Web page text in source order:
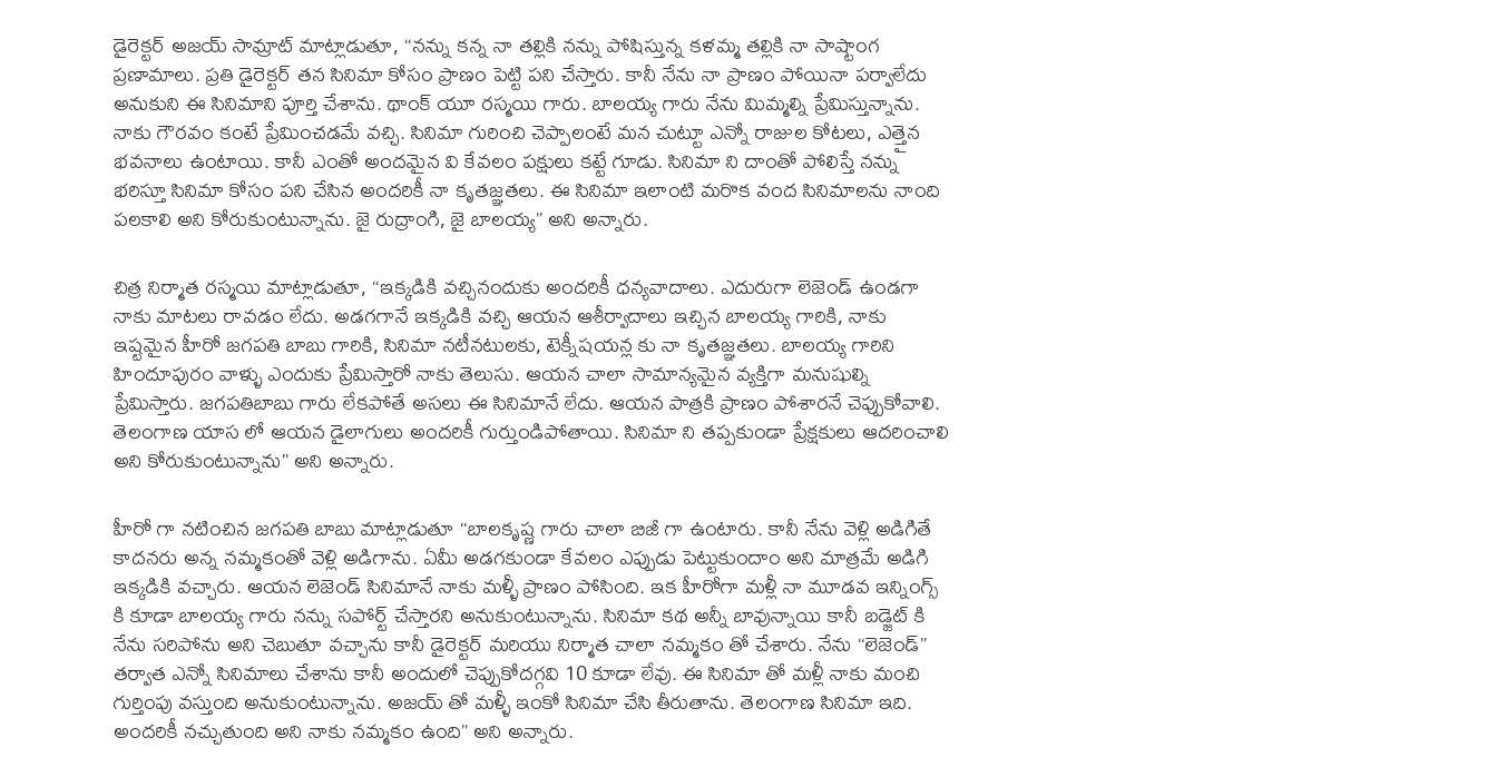
డైరెక్టర్ అజయ్ సామ్రాట్ మాట్లాడుతూ, “నన్ను కన్న నా తల్లికి నన్ను పోషిస్తున్న కళమ్మ తల్లికి నా సాష్టాంగ
ప్రణామాలు. ప్రతి డైరెక్టర్ తన సినిమా కోసం ప్రాణం పెట్టి పని చేస్తారు. కానీ నేను నా ప్రాణం పోయినా పర్వాలేదు
అనుకుని ఈ సినిమాని పూర్తి చేశాను. థాంక్ యూ రస్మయి గారు. బాలయ్య గారు నేను మిమ్మల్ని ప్రేమిస్తున్నాను.
నాకు గౌరవం కంటే ప్రేమించడమే వచ్చి. సినిమా గురించి చెప్పాలంటే మన చుట్టూ ఎన్నో రాజుల కోటలు, ఎత్తైన
భవనాలు ఉంటాయి. కానీ ఎంతో అందమైన వి కేవలం పక్షులు కట్టే గూడు. సినిమా ని దాంతో పోలిస్తే నన్ను
భరిస్తూ సినిమా కోసం పని చేసిన అందరికీ నా కృతజ్ఞతలు. ఈ సినిమా ఇలాంటి మరొక వంద సినిమాలను నాంది
పలకాలి అని కోరుకుంటున్నాను. జై రుద్రాంగి, జై బాలయ్య” అని అన్నారు.
చిత్ర నిర్మాత రస్మయి మాట్లాడుతూ, “ఇక్కడికి వచ్చినందుకు అందరికీ ధన్యవాదాలు. ఎదురుగా లెజెండ్ ఉండగా
నాకు మాటలు రావడం లేదు. అడగగానే ఇక్కడికి వచ్చి ఆయన ఆశీర్వాదాలు ఇచ్చిన బాలయ్య గారికి, నాకు
ఇష్టమైన హీరో జగపతి బాబు గారికి, సినిమా నటీనటులకు, టెక్నీషయన్ల కు నా కృతజ్ఞతలు. బాలయ్య గారిని
హిందూపురం వాళ్ళు ఎందుకు ప్రేమిస్తారో నాకు తెలుసు. ఆయన చాలా సామాన్యమైన వ్యక్తిగా మనుషుల్ని
ప్రేమిస్తారు. జగపతిబాబు గారు లేకపోతే అసలు ఈ సినిమానే లేదు. ఆయన పాత్రకి ప్రాణం పోశారనే చెప్పుకోవాలి.
తెలంగాణ యాస లో ఆయన డైలాగులు అందరికీ గుర్తుండిపోతాయి. సినిమా ని తప్పకుండా ప్రేక్షకులు ఆదరించాలి
అని కోరుకుంటున్నాను” అని అన్నారు.
హీరో గా నటించిన జగపతి బాబు మాట్లాడుతూ “బాలకృష్ణ గారు చాలా బిజీ గా ఉంటారు. కానీ నేను వెళ్లి అడిగితే
కాదనరు అన్న నమ్మకంతో వెళ్లి అడిగాను. ఏమీ అడగకుండా కేవలం ఎప్పుడు పెట్టుకుందాం అని మాత్రమే అడిగి
ఇక్కడికి వచ్చారు. ఆయన లెజెండ్ సినిమానే నాకు మళ్ళీ ప్రాణం పోసింది. ఇక హీరోగా మళ్లీ నా మూడవ ఇన్నింగ్స్
కి కూడా బాలయ్య గారు నన్ను సపోర్ట్ చేస్తారని అనుకుంటున్నాను. సినిమా కథ అన్నీ బావున్నాయి కానీ బడ్జెట్ కి
నేను సరిపోను అని చెబుతూ వచ్చాను కానీ డైరెక్టర్ మరియు నిర్మాత చాలా నమ్మకం తో చేశారు. నేను “లెజెండ్”
తర్వాత ఎన్నో సినిమాలు చేశాను కానీ అందులో చెప్పుకోదగ్గవి 10 కూడా లేవు. ఈ సినిమా తో మళ్లీ నాకు మంచి
గుర్తింపు వస్తుంది అనుకుంటున్నాను. అజయ్ తో మళ్ళీ ఇంకో సినిమా చేసి తీరుతాను. తెలంగాణ సినిమా ఇది.
అందరికీ నచ్చుతుంది అని నాకు నమ్మకం ఉంది” అని అన్నారు.